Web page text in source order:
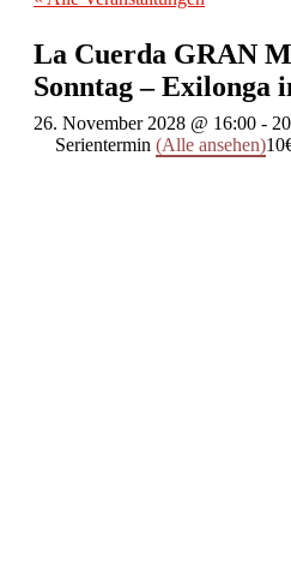
La Cuerda GRAN
Sonntag – Exilonga
26. November 2028 @ 16:00 -
Serientermin (Alle ansehen)